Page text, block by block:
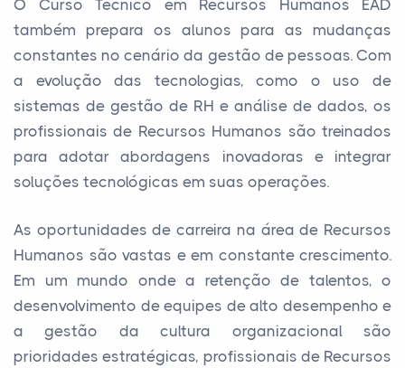
O Curso Técnico em Recursos Humanos EAD
também prepara os alunos para as mudanças
constantes no cenário da gestão de pessoas. Com
a evolução das tecnologias, como o uso de
sistemas de gestão de RH e análise de dados, os
profissionais de Recursos Humanos são treinados
para adotar abordagens inovadoras e integrar
soluções tecnológicas em suas operações.
As oportunidades de carreira na área de Recursos
Humanos são vastas e em constante crescimento.
Em um mundo onde a retenção de talentos, o
desenvolvimento de equipes de alto desempenho e
a gestão da cultura organizacional são
prioridades estratégicas, profissionais de Recursos